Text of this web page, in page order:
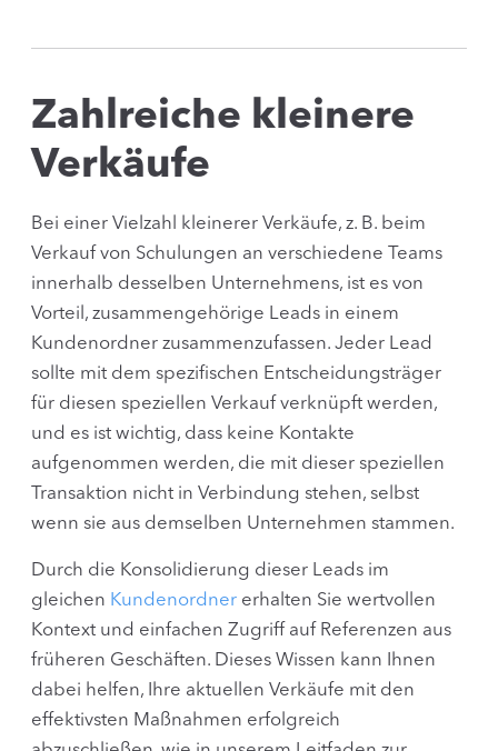
Zahlreiche kleinere
Verkäufe
Bei einer Vielzahl kleinerer Verkäufe, z. B. beim
Verkauf von Schulungen an verschiedene Teams
innerhalb desselben Unternehmens, ist es von
Vorteil, zusammengehörige Leads in einem
Kundenordner zusammenzufassen. Jeder Lead
sollte mit dem spezifischen Entscheidungsträger
für diesen speziellen Verkauf verknüpft werden,
und es ist wichtig, dass keine Kontakte
aufgenommen werden, die mit dieser speziellen
Transaktion nicht in Verbindung stehen, selbst
wenn sie aus demselben Unternehmen stammen.
Durch die Konsolidierung dieser Leads im
gleichen Kundenordner erhalten Sie wertvollen
Kontext und einfachen Zugriff auf Referenzen aus
früheren Geschäften. Dieses Wissen kann Ihnen
dabei helfen, Ihre aktuellen Verkäufe mit den
effektivsten Maßnahmen erfolgreich